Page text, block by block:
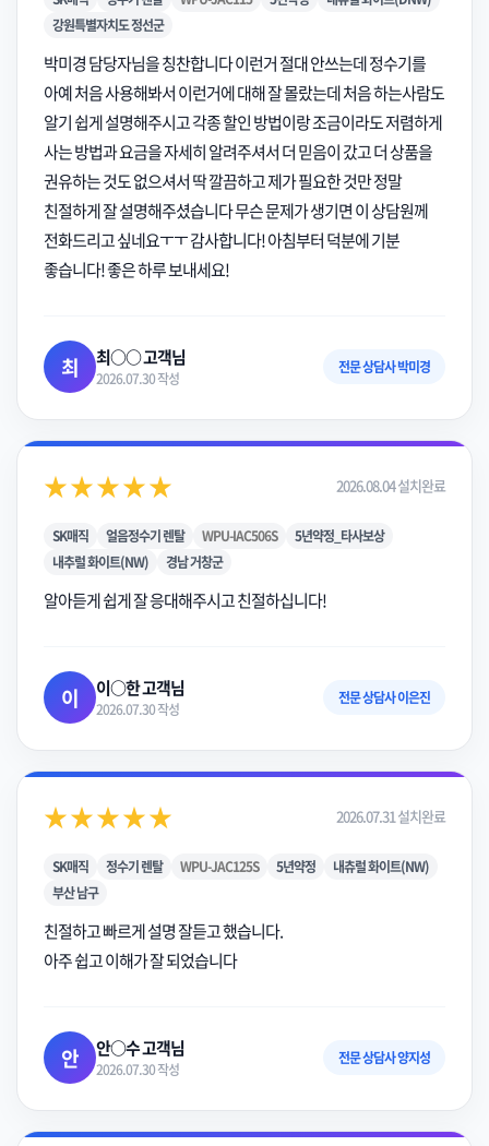
강원특별자치도 정선군
박미경 담당자님을 칭찬합니다 이런거 절대 안쓰는데 정수기를
아예 처음 사용해봐서 이런거에 대해 잘 몰랐는데 처음 하는사람도
알기 쉽게 설명해주시고 각종 할인 방법이랑 조금이라도 저렴하게
사는 방법과 요금을 자세히 알려주셔서 더 믿음이 갔고 더 상품을
권유하는 것도 없으셔서 딱 깔끔하고 제가 필요한 것만 정말
친절하게 잘 설명해주셨습니다 무슨 문제가 생기면 이 상담원께
전화드리고 싶네요ㅜㅜ 감사합니다! 아침부터 덕분에 기분
좋습니다! 좋은 하루 보내세요!
최 최○○ 고객님
2026.07.30 작성
전문 상담사 박미경
★★★★★ 2026.08.04 설치완료
SK매직 얼음정수기 렌탈 WPU-IAC506S
5년약정_타사보상
내추럴 화이트(NW)
경남 거창군
알아듣게 쉽게 잘 응대해주시고 친절하십니다!
이 이○한 고객님
2026.07.30 작성
전문 상담사 이은진
★★★★★ 2026.07.31 설치완료
SK매직 정수기 렌탈 WPU-JAC125S 5년약정
내츄럴 화이트(NW)
부산 남구
친절하고 빠르게 설명 잘듣고 했습니다.
아주 쉽고 이해가 잘 되었습니다
안 안○수 고객님
2026.07.30 작성
전문 상담사 양지성